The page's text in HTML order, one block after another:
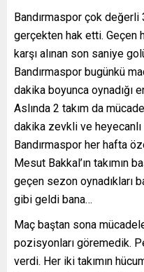
Bandırmaspor çok değerli
gerçekten hak etti. Geçen
karşı alınan son saniye
Bandırmaspor bugünkü
dakika boyunca oynadığı
Aslında 2 takım da
dakika zevkli ve
Bandırmaspor her hafta
Mesut Bakkal’ın takımın
geçen sezon oynadıkları
gibi geldi bana…
Maç baştan sona
pozisyonları göremedik.
verdi. Her iki takımın